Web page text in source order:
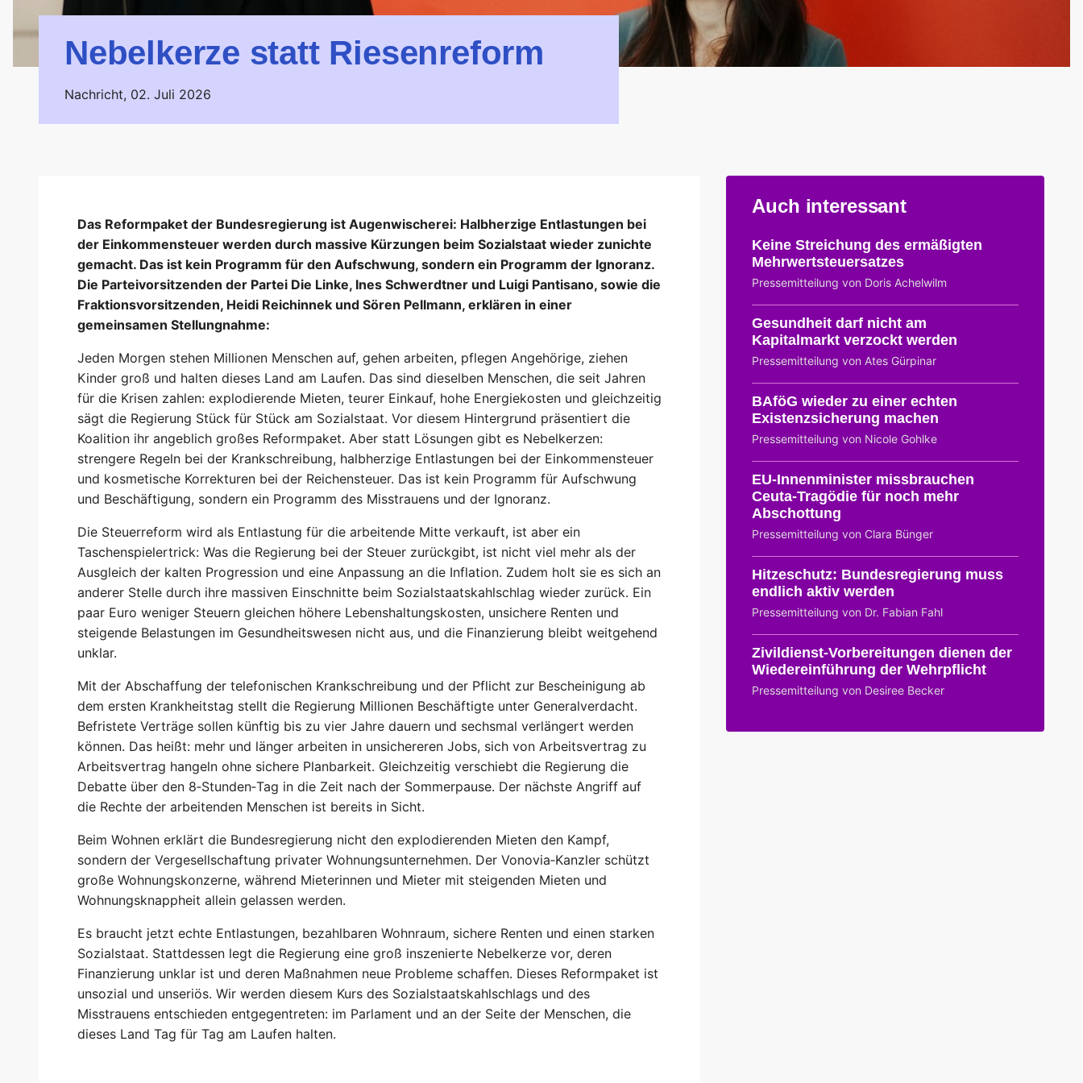
Nebelkerze statt Riesenreform
Nachricht, 02. Juli 2026
Das Reformpaket der Bundesregierung ist Augenwischerei: Halbherzige Entlastungen bei
der Einkommensteuer werden durch massive Kürzungen beim Sozialstaat wieder zunichte
gemacht. Das ist kein Programm für den Aufschwung, sondern ein Programm der Ignoranz.
Die Parteivorsitzenden der Partei Die Linke, Ines Schwerdtner und Luigi Pantisano, sowie die
Fraktionsvorsitzenden, Heidi Reichinnek und Sören Pellmann, erklären in einer
gemeinsamen Stellungnahme:
Jeden Morgen stehen Millionen Menschen auf, gehen arbeiten, pflegen Angehörige, ziehen
Kinder groß und halten dieses Land am Laufen. Das sind dieselben Menschen, die seit Jahren
für die Krisen zahlen: explodierende Mieten, teurer Einkauf, hohe Energiekosten und gleichzeitig
sägt die Regierung Stück für Stück am Sozialstaat. Vor diesem Hintergrund präsentiert die
Koalition ihr angeblich großes Reformpaket. Aber statt Lösungen gibt es Nebelkerzen:
strengere Regeln bei der Krankschreibung, halbherzige Entlastungen bei der Einkommensteuer
und kosmetische Korrekturen bei der Reichensteuer. Das ist kein Programm für Aufschwung
und Beschäftigung, sondern ein Programm des Misstrauens und der Ignoranz.
Die Steuerreform wird als Entlastung für die arbeitende Mitte verkauft, ist aber ein
Taschenspielertrick: Was die Regierung bei der Steuer zurückgibt, ist nicht viel mehr als der
Ausgleich der kalten Progression und eine Anpassung an die Inflation. Zudem holt sie es sich an
anderer Stelle durch ihre massiven Einschnitte beim Sozialstaatskahlschlag wieder zurück. Ein
paar Euro weniger Steuern gleichen höhere Lebenshaltungskosten, unsichere Renten und
steigende Belastungen im Gesundheitswesen nicht aus, und die Finanzierung bleibt weitgehend
unklar.
Mit der Abschaffung der telefonischen Krankschreibung und der Pflicht zur Bescheinigung ab
dem ersten Krankheitstag stellt die Regierung Millionen Beschäftigte unter Generalverdacht.
Befristete Verträge sollen künftig bis zu vier Jahre dauern und sechsmal verlängert werden
können. Das heißt: mehr und länger arbeiten in unsichereren Jobs, sich von Arbeitsvertrag zu
Arbeitsvertrag hangeln ohne sichere Planbarkeit. Gleichzeitig verschiebt die Regierung die
Debatte über den 8‑Stunden‑Tag in die Zeit nach der Sommerpause. Der nächste Angriff auf
die Rechte der arbeitenden Menschen ist bereits in Sicht.
Beim Wohnen erklärt die Bundesregierung nicht den explodierenden Mieten den Kampf,
sondern der Vergesellschaftung privater Wohnungsunternehmen. Der Vonovia‑Kanzler schützt
große Wohnungskonzerne, während Mieterinnen und Mieter mit steigenden Mieten und
Wohnungsknappheit allein gelassen werden.
Es braucht jetzt echte Entlastungen, bezahlbaren Wohnraum, sichere Renten und einen starken
Sozialstaat. Stattdessen legt die Regierung eine groß inszenierte Nebelkerze vor, deren
Finanzierung unklar ist und deren Maßnahmen neue Probleme schaffen. Dieses Reformpaket ist
unsozial und unseriös. Wir werden diesem Kurs des Sozialstaatskahlschlags und des
Misstrauens entschieden entgegentreten: im Parlament und an der Seite der Menschen, die
dieses Land Tag für Tag am Laufen halten.
Auch interessant
Keine Streichung des ermäßigten
Mehrwertsteuersatzes
Pressemitteilung von Doris Achelwilm
Gesundheit darf nicht am
Kapitalmarkt verzockt werden
Pressemitteilung von Ates Gürpinar
BAföG wieder zu einer echten
Existenzsicherung machen
Pressemitteilung von Nicole Gohlke
EU-Innenminister missbrauchen
Ceuta-Tragödie für noch mehr
Abschottung
Pressemitteilung von Clara Bünger
Hitzeschutz: Bundesregierung muss
endlich aktiv werden
Pressemitteilung von Dr. Fabian Fahl
Zivildienst-Vorbereitungen dienen der
Wiedereinführung der Wehrpflicht
Pressemitteilung von Desiree Becker